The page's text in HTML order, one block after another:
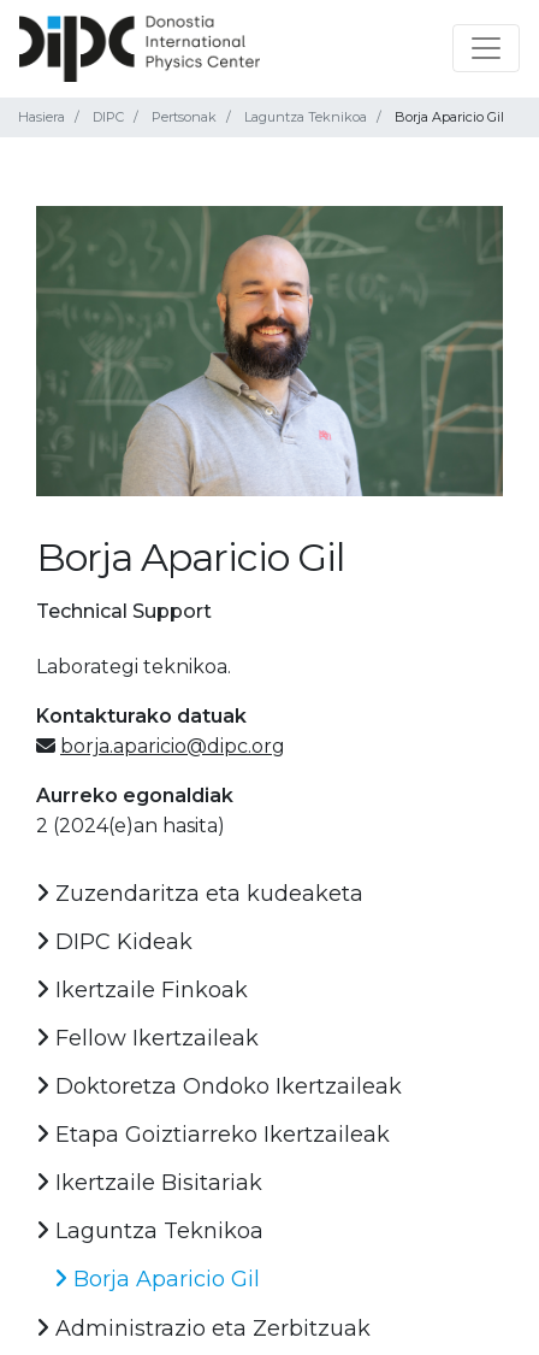
Hasiera DIPC Pertsonak Laguntza Teknikoa Borja Aparicio Gil
Borja Aparicio Gil
Technical Support
Laborategi teknikoa.
Kontakturako datuak
borja.aparicio@dipc.org
Aurreko egonaldiak
2 (2024(e)an hasita)
Zuzendaritza eta kudeaketa
DIPC Kideak
Ikertzaile Finkoak
Fellow Ikertzaileak
Doktoretza Ondoko Ikertzaileak
Etapa Goiztiarreko Ikertzaileak
Ikertzaile Bisitariak
Laguntza Teknikoa
Borja Aparicio Gil
Administrazio eta Zerbitzuak